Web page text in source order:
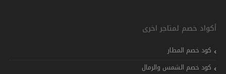
أكواد خصم لمتاجر اخرى
كود خصم المطار
كود خصم الشمس والرمال